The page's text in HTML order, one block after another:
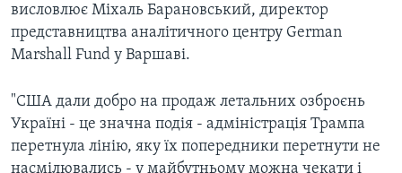
висловлює Міхаль Барановський, директор
представництва аналітичного центру German
Marshall Fund у Варшаві.
"США дали добро на продаж летальних озброєнь
Україні - це значна подія - адміністрація Трампа
перетнула лінію, яку їх попередники перетнути не
насмілювались - у майбутньому можна чекати і